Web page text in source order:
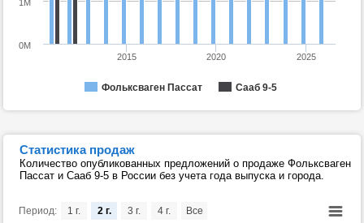
Фольксваген Пассат Сааб 9-5
2015 2020 2025
0M
1M
Статистика продаж
Количество опубликованных предложений о продаже Фольксваген
Пассат и Сааб 9-5 в России без учета года выпуска и города.
Период: 1 г. 2 г. 3 г. 4 г. Все